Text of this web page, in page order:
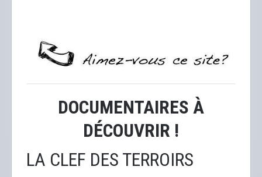
DOCUMENTAIRES À
DÉCOUVRIR !
LA CLEF DES TERROIRS